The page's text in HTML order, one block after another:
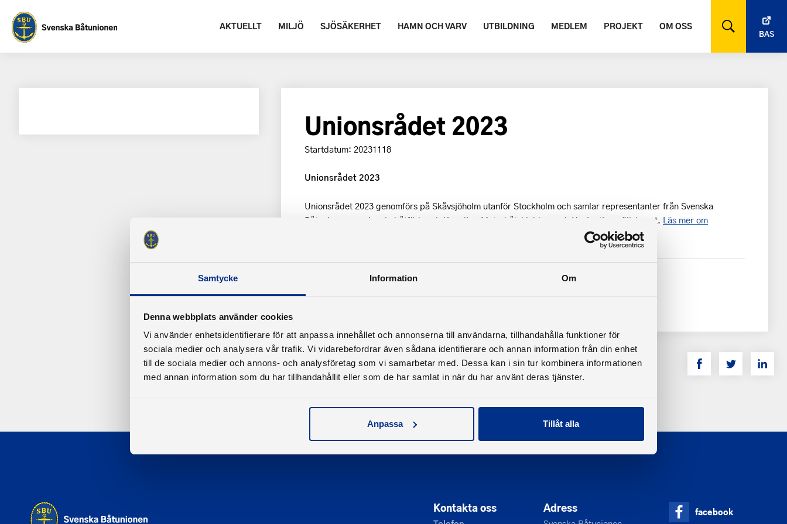
Samtycke Information Om
Denna webbplats använder cookies
Vi använder enhetsidentifierare för att anpassa innehållet och annonserna till användarna, tillhandahålla funktioner för
sociala medier och analysera vår trafik. Vi vidarebefordrar även sådana identifierare och annan information från din enhet
till de sociala medier och annons- och analysföretag som vi samarbetar med. Dessa kan i sin tur kombinera informationen
med annan information som du har tillhandahållit eller som de har samlat in när du har använt deras tjänster.
Anpassa Tillåt alla
AKTUELLT MILJÖ SJÖSÄKERHET HAMN OCH VARV UTBILDNING MEDLEM PROJEKT OM OSS
BAS
Unionsrådet 2023
Startdatum: 20231118
Unionsrådet 2023
Unionsrådet 2023 genomförs på Skåvsjöholm utanför Stockholm och samlar representanter från Svenska
Båtunionens regionala båtförbund, Kungliga Motorbåtsklubben och Navigationssällskapet. Läs mer om
Kontakta oss Adress facebook